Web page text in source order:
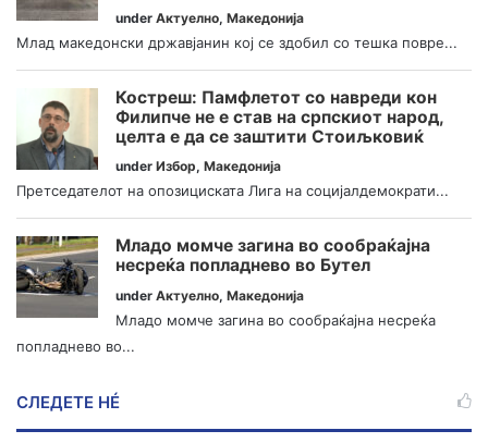
under Актуелно, Македонија
Млад македонски државјанин кој се здобил со тешка повре...
Костреш: Памфлетот со навреди кон
Филипче не е став на српскиот народ,
целта е да се заштити Стоиљковиќ
under Избор, Македонија
Претседателот на опозициската Лига на социјалдемократи...
Младо момче загина во сообраќајна
несреќа попладнево во Бутел
under Актуелно, Македонија
Младо момче загина во сообраќајна несреќа
попладнево во...
СЛЕДЕТЕ НÉ